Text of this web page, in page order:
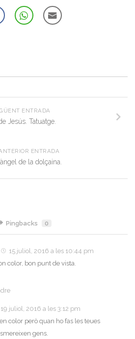
ENTRADA
Jesús. Tatuatge.
ENTRADA
de la dolçaina.
Pingbacks 0
15 juliol, 2016 a les 10:44 pm
color, bon punt de vista.
19 juliol, 2016 a les 3:12 pm
color però quan ho fas les teues
gens.